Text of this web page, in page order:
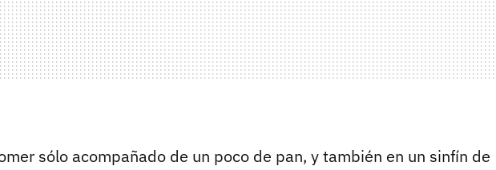
sólo acompañado de un poco de pan, y también en un sinfín de